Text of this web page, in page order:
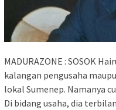
MADURAZONE : SOSOK
kalangan pengusaha
lokal Sumenep. Namanya
Di bidang usaha, dia